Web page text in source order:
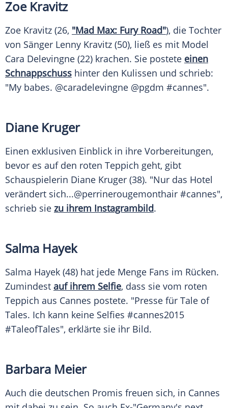
Zoe Kravitz
Zoe Kravitz (26, "Mad Max: Fury Road"), die Tochter
von Sänger Lenny Kravitz (50), ließ es mit Model
Cara Delevingne (22) krachen. Sie postete einen
Schnappschuss hinter den Kulissen und schrieb:
"My babes. @caradelevingne @pgdm #cannes".
Diane Kruger
Einen exklusiven Einblick in ihre Vorbereitungen,
bevor es auf den roten Teppich geht, gibt
Schauspielerin Diane Kruger (38). "Nur das Hotel
verändert sich...@perrinerougemonthair #cannes",
schrieb sie zu ihrem Instagrambild.
Salma Hayek
Salma Hayek (48) hat jede Menge Fans im Rücken.
Zumindest auf ihrem Selfie, dass sie vom roten
Teppich aus Cannes postete. "Presse für Tale of
Tales. Ich kann keine Selfies #cannes2015
#TaleofTales", erklärte sie ihr Bild.
Barbara Meier
Auch die deutschen Promis freuen sich, in Cannes